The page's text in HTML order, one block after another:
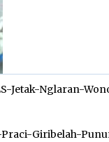
Jetak-Nglaran-
Giribelah-